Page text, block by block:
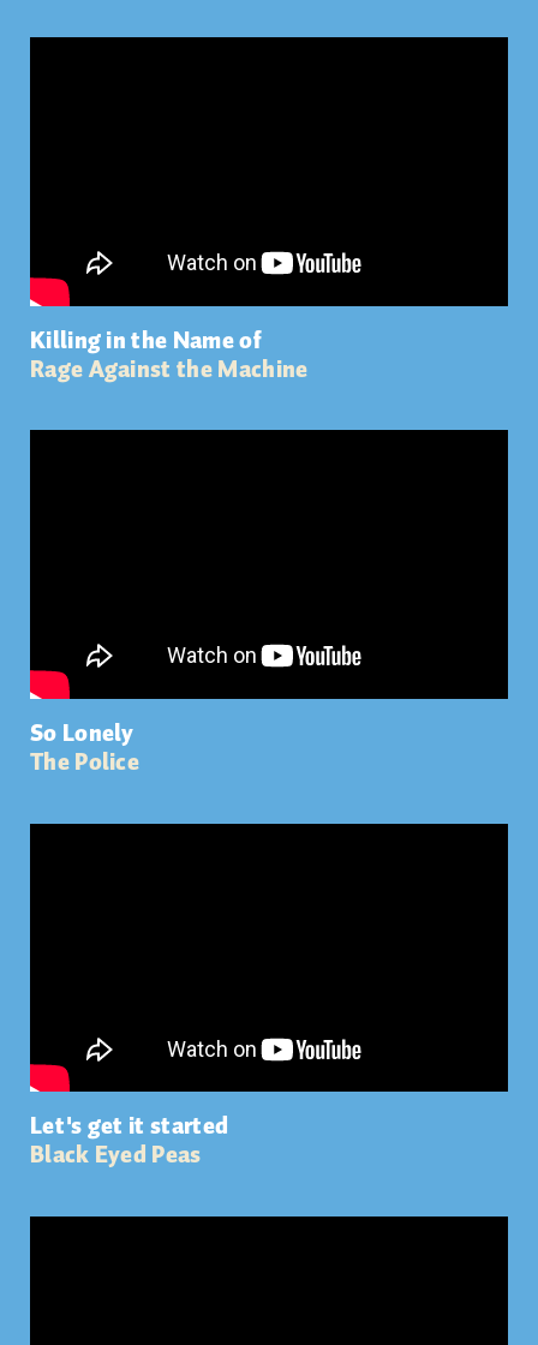
Killing in the Name of
Rage Against the Machine
So Lonely
The Police
Let's get it started
Black Eyed Peas